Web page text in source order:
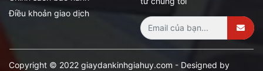
Điều khoản giao dịch
Copyright © 2022 giaydankinhgiahuy.com - Designed by